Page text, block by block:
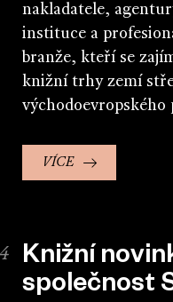
nakladatele,
instituce a
branže, kteří se
knižní trhy zemí
východoevropského
VÍCE
Knižní
společnost